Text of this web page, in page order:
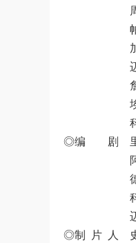
周帅 /
帕特里克
加里·维
迈克尔·
詹姆斯·
埃里克·
科林·特
◎编 剧 里
阿曼达·
德里克·
科林·特
迈克尔·
◎制 片 人 史